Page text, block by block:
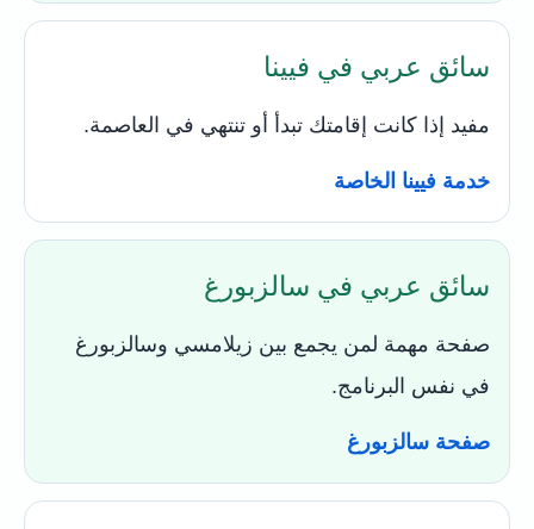
سائق عربي في فيينا
مفيد إذا كانت إقامتك تبدأ أو تنتهي في العاصمة.
خدمة فيينا الخاصة
سائق عربي في سالزبورغ
صفحة مهمة لمن يجمع بين زيلامسي وسالزبورغ
في نفس البرنامج.
صفحة سالزبورغ